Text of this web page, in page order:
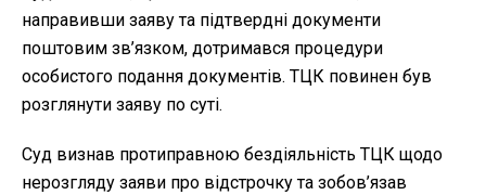
направивши заяву та підтвердні документи
поштовим зв’язком, дотримався процедури
особистого подання документів. ТЦК повинен був
розглянути заяву по суті.
Суд визнав протиправною бездіяльність ТЦК щодо
нерозгляду заяви про відстрочку та зобов’язав